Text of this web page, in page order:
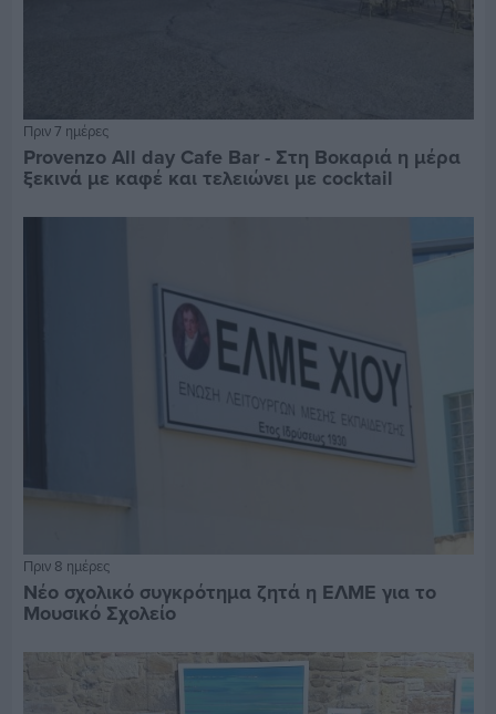
Πριν 7 ημέρες
Provenzo All day Cafe Bar - Στη Βοκαριά η μέρα
ξεκινά με καφέ και τελειώνει με cocktail
Πριν 8 ημέρες
Νέο σχολικό συγκρότημα ζητά η ΕΛΜΕ για το
Μουσικό Σχολείο